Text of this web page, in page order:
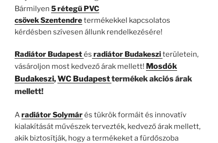
Bármilyen 5 rétegű PVC
csövekSzentendretermékekkel kapcsolatos
kérdésben szívesen állunk rendelkezésére!
Radiátor Budapestés radiátor Budakesziterületein,
vásároljon most kedvező árak mellett! Mosdók
Budakeszi,WC Budapesttermékek akciós árak
mellett!
Aradiátor Solymárés tükrök formáit és innovatív
kialakítását művészek tervezték, kedvező árak mellett,
akik biztosítják, hogy a termékeket a fürdőszoba